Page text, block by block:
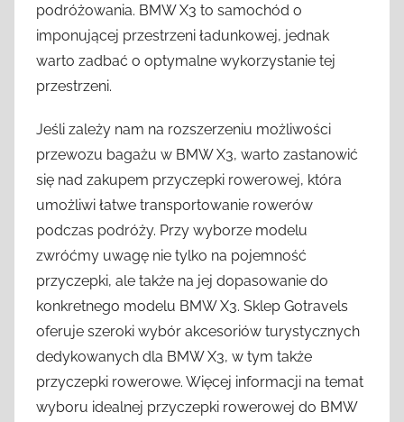
podróżowania. BMW X3 to samochód o
imponującej przestrzeni ładunkowej, jednak
warto zadbać o optymalne wykorzystanie tej
przestrzeni.
Jeśli zależy nam na rozszerzeniu możliwości
przewozu bagażu w BMW X3, warto zastanowić
się nad zakupem przyczepki rowerowej, która
umożliwi łatwe transportowanie rowerów
podczas podróży. Przy wyborze modelu
zwróćmy uwagę nie tylko na pojemność
przyczepki, ale także na jej dopasowanie do
konkretnego modelu BMW X3. Sklep Gotravels
oferuje szeroki wybór akcesoriów turystycznych
dedykowanych dla BMW X3, w tym także
przyczepki rowerowe. Więcej informacji na temat
wyboru idealnej przyczepki rowerowej do BMW